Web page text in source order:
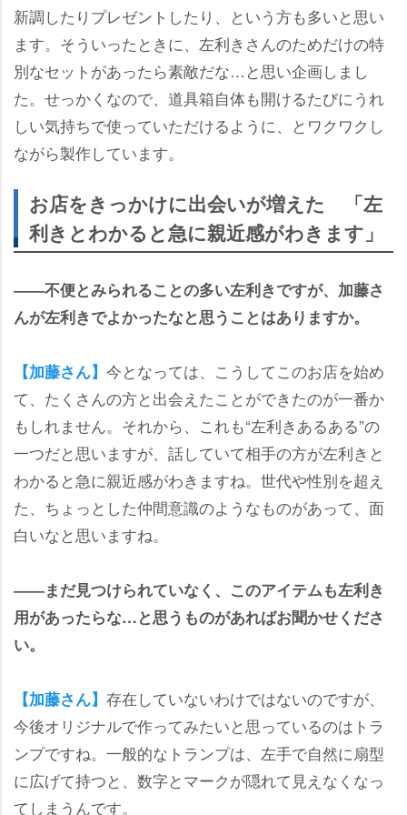
新調したりプレゼントしたり、という方も多いと思い
ます。そういったときに、左利きさんのためだけの特
別なセットがあったら素敵だな…と思い企画しまし
た。せっかくなので、道具箱自体も開けるたびにうれ
しい気持ちで使っていただけるように、とワクワクし
ながら製作しています。
お店をきっかけに出会いが増えた 「左
利きとわかると急に親近感がわきます」
――不便とみられることの多い左利きですが、加藤さ
んが左利きでよかったなと思うことはありますか。
【加藤さん】 今となっては、こうしてこのお店を始め
て、たくさんの方と出会えたことができたのが一番か
もしれません。それから、これも“左利きあるある”の
一つだと思いますが、話していて相手の方が左利きと
わかると急に親近感がわきますね。世代や性別を超え
た、ちょっとした仲間意識のようなものがあって、面
白いなと思いますね。
――まだ見つけられていなく、このアイテムも左利き
用があったらな…と思うものがあればお聞かせくださ
い。
【加藤さん】 存在していないわけではないのですが、
今後オリジナルで作ってみたいと思っているのはトラ
ンプですね。一般的なトランプは、左手で自然に扇型
に広げて持つと、数字とマークが隠れて見えなくなっ
てしまうんです。